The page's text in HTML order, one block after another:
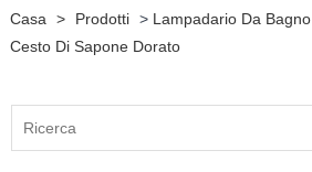
Casa > Prodotti > Lampadario Da Bagno
Cesto Di Sapone Dorato